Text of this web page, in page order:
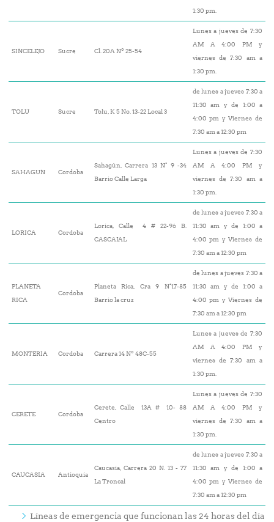
1:30 pm.
SINCELEJO Sucre Cl. 20A Nº 25-54
Lunes a jueves de 7:30
AM A 4:00 PM y
viernes de 7:30 am a
1:30 pm.
TOLU Sucre Tolu, K 5 No. 13-22 Local 3
de lunes a jueves 7:30 a
11:30 am y de 1:00 a
4:00 pm y Viernes de
7:30 am a 12:30 pm
SAHAGUN Cordoba
Sahagún, Carrera 13 N° 9 -34
Barrio Calle Larga
Lunes a jueves de 7:30
AM A 4:00 PM y
viernes de 7:30 am a
1:30 pm.
LORICA Cordoba
Lorica, Calle 4 # 22-96 B.
CASCAJAL
de lunes a jueves 7:30 a
11:30 am y de 1:00 a
4:00 pm y Viernes de
7:30 am a 12:30 pm
PLANETA
RICA
Cordoba
Planeta Rica, Cra 9 N°17-85
Barrio la cruz
de lunes a jueves 7:30 a
11:30 am y de 1:00 a
4:00 pm y Viernes de
7:30 am a 12:30 pm
MONTERIA Cordoba Carrera 14 Nº 48C-55
Lunes a jueves de 7:30
AM A 4:00 PM y
viernes de 7:30 am a
1:30 pm.
CERETE Cordoba
Cerete, Calle 13A # 10- 88
Centro
Lunes a jueves de 7:30
AM A 4:00 PM y
viernes de 7:30 am a
1:30 pm.
CAUCASIA Antioquia
Caucasia, Carrera 20 N. 13 - 77
La Troncal
de lunes a jueves 7:30 a
11:30 am y de 1:00 a
4:00 pm y Viernes de
7:30 am a 12:30 pm
Líneas de emergencia que funcionan las 24 horas del día